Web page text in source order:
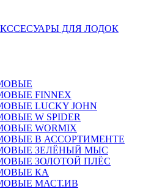
ДЛЯ ЛОДОК
FINNEX
LUCKY JOHN
W SPIDER
WORMIX
В АССОРТИМЕНТЕ
ЗЕЛЁНЫЙ МЫС
ЗОЛОТОЙ ПЛЁС
КА
МАСТ.ИВ